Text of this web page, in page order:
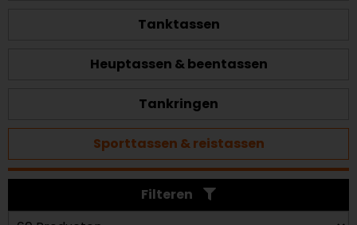
Tanktassen
Heuptassen & beentassen
Tankringen
Sporttassen & reistassen
Filteren